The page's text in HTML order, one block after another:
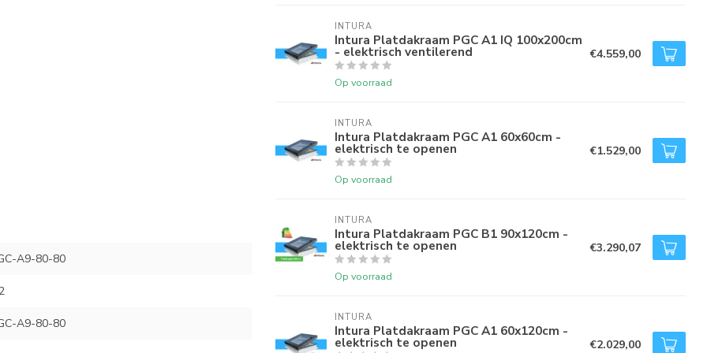
A9-80-80
A9-80-80
INTURA
Intura Platdakraam PGC A1 IQ 100x200cm
- elektrisch ventilerend
Op voorraad
€4.559,00
INTURA
Intura Platdakraam PGC A1 60x60cm -
elektrisch te openen
Op voorraad
€1.529,00
INTURA
Intura Platdakraam PGC B1 90x120cm -
elektrisch te openen
Op voorraad
€3.290,07
INTURA
Intura Platdakraam PGC A1 60x120cm -
elektrisch te openen €2.029,00